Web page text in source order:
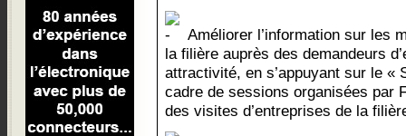
Améliorer l’information sur les
la filière auprès des demandeurs
attractivité, en s’appuyant sur le «
cadre de sessions organisées par
des visites d’entreprises de la